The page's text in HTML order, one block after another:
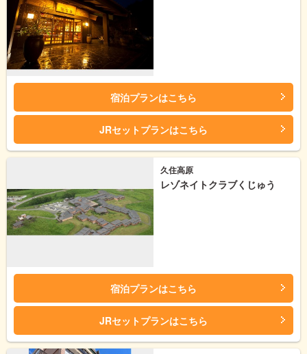
宿泊プランはこちら
JRセットプランはこちら
久住高原
レゾネイトクラブくじゅう
宿泊プランはこちら
JRセットプランはこちら